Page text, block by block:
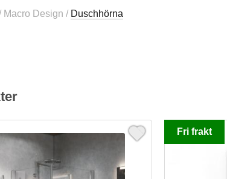
Macro Design / Duschhörna
Fri frakt